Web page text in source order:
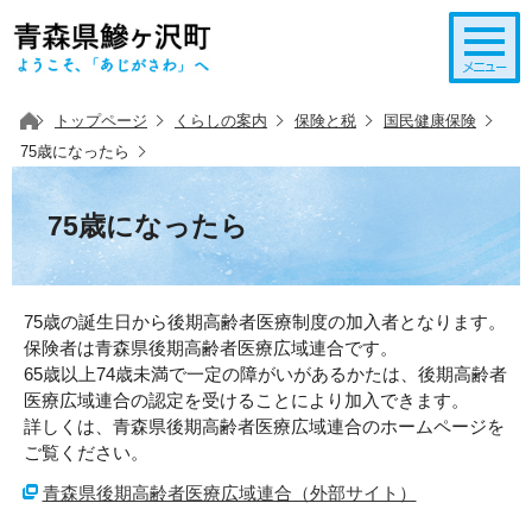
トップページ くらしの案内 保険と税
国民健康保険
75歳になったら
75歳になったら
75歳の誕生日から後期高齢者医療制度の加入者となります。
保険者は青森県後期高齢者医療広域連合です。
65歳以上74歳未満で一定の障がいがあるかたは、後期高齢者
医療広域連合の認定を受けることにより加入できます。
詳しくは、青森県後期高齢者医療広域連合のホームページを
ご覧ください。
青森県後期高齢者医療広域連合（外部サイト）